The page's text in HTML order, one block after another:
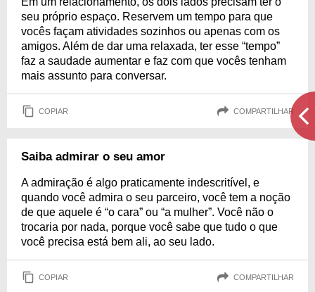
seu próprio espaço. Reservem um tempo para que
vocês façam atividades sozinhos ou apenas com os
amigos. Além de dar uma relaxada, ter esse “tempo”
faz a saudade aumentar e faz com que vocês tenham
mais assunto para conversar.
COPIAR COMPARTILHAR
Saiba admirar o seu amor
A admiração é algo praticamente indescritível, e
quando você admira o seu parceiro, você tem a noção
de que aquele é “o cara” ou “a mulher”. Você não o
trocaria por nada, porque você sabe que tudo o que
você precisa está bem ali, ao seu lado.
COPIAR COMPARTILHAR